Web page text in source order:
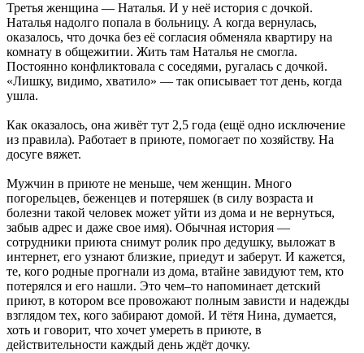
Третья женщина — Наталья. И у неё история с дочкой.
Наталья надолго попала в больницу. А когда вернулась,
оказалось, что дочка без её согласия обменяла квартиру на
комнату в общежитии. Жить там Наталья не смогла.
Постоянно конфликтовала с соседями, ругалась с дочкой.
«Лишку, видимо, хватило» — так описывает тот день, когда
ушла.
Как оказалось, она живёт тут 2,5 года (ещё одно исключение
из правила). Работает в приюте, помогает по хозяйству. На
досуге вяжет.
Мужчин в приюте не меньше, чем женщин. Много
погорельцев, беженцев и потеряшек (в силу возраста и
болезни такой человек может уйти из дома и не вернуться,
забыв адрес и даже свое имя). Обычная история —
сотрудники приюта снимут ролик про дедушку, выложат в
интернет, его узнают близкие, приедут и заберут. И кажется,
те, кого родные прогнали из дома, втайне завидуют тем, кто
потерялся и его нашли. Это чем–то напоминает детский
приют, в котором все провожают полным зависти и надежды
взглядом тех, кого забирают домой. И тётя Нина, думается,
хоть и говорит, что хочет умереть в приюте, в
действительности каждый день ждёт дочку.